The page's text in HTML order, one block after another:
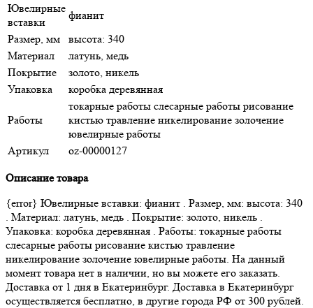
Ювелирные
вставки
фианит
Размер, мм
высота: 340
Материал
латунь, медь
Покрытие
золото, никель
Упаковка
коробка деревянная
Работы
токарные работы слесарные работы рисование
кистью травление никелирование золочение
ювелирные работы
Артикул
oz-00000127
Описание товара
{error} Ювелирные вставки: фианит . Размер, мм: высота: 340
. Материал: латунь, медь . Покрытие: золото, никель .
Упаковка: коробка деревянная . Работы: токарные работы
слесарные работы рисование кистью травление
никелирование золочение ювелирные работы. На данный
момент товара нет в наличии, но вы можете его заказать.
Доставка от 1 дня в Екатеринбург. Доставка в Екатеринбург
осуществляется бесплатно, в другие города РФ от 300 рублей.